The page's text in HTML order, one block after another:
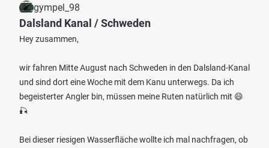
gympel_98
Dalsland Kanal / Schweden
Hey zusammen,
wir fahren Mitte August nach Schweden in den Dalsland-Kanal
und sind dort eine Woche mit dem Kanu unterwegs. Da ich
begeisterter Angler bin, müssen meine Ruten natürlich mit 😄
🎣
Bei dieser riesigen Wasserfläche wollte ich mal nachfragen, ob